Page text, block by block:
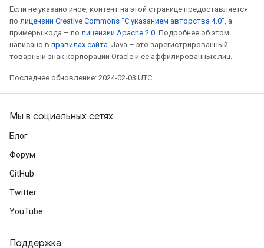
Если не указано иное, контент на этой странице предоставляется
по лицензии Creative Commons "С указанием авторства 4.0", а
примеры кода – по лицензии Apache 2.0. Подробнее об этом
написано в правилах сайта. Java – это зарегистрированный
товарный знак корпорации Oracle и ее аффилированных лиц.
Последнее обновление: 2024-02-03 UTC.
Мы в социальных сетях
Блог
Форум
GitHub
Twitter
YouTube
Поддержка